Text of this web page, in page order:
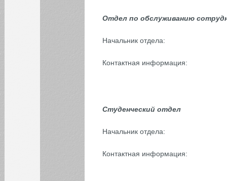
БИБЛИОТЕКА
ИНСТИТУТЫ
Отдел по обслуживанию
Начальник отдела:
Контактная информация:
Студенческий отдел
Начальник отдела:
Контактная информация: